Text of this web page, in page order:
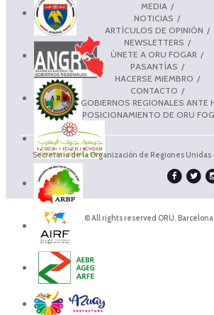
MEDIA
NOTICIAS
ARTÍCULOS DE OPINIÓN
NEWSLETTERS
ÚNETE A ORU FOGAR
PASANTÍAS
HACERSE MIEMBRO
CONTACTO
LOS GOBIERNOS REGIONALES ANTE
POSICIONAMIENTO DE ORU
Secretaría de la Organización de Regiones Unidas
© All rights reserved ORU.